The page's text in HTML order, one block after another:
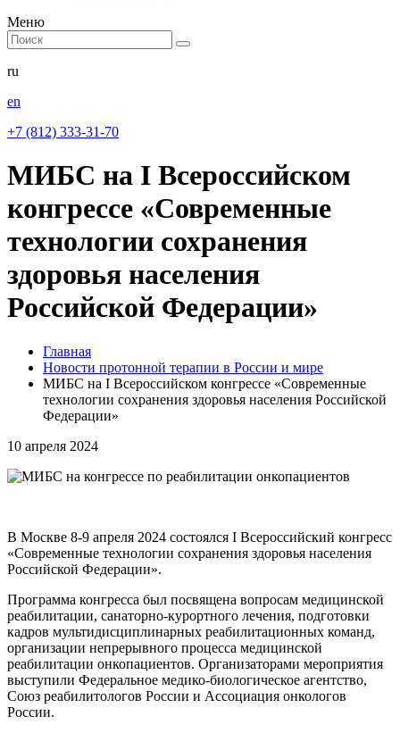
Меню
ru
en
+7 (812) 333-31-70
МИБС на I Всероссийском
конгрессе «Современные
технологии сохранения
здоровья населения
Российской Федерации»
Главная
Новости протонной терапии в России и мире
МИБС на I Всероссийском конгрессе «Современные
технологии сохранения здоровья населения Российской
Федерации»
10 апреля 2024
В Москве 8-9 апреля 2024 состоялся I Всероссийский конгресс
«Современные технологии сохранения здоровья населения
Российской Федерации».
Программа конгресса был посвящена вопросам медицинской
реабилитации, санаторно-курортного лечения, подготовки
кадров мультидисциплинарных реабилитационных команд,
организации непрерывного процесса медицинской
реабилитации онкопациентов. Организаторами мероприятия
выступили Федеральное медико-биологическое агентство,
Союз реабилитологов России и Ассоциация онкологов
России.